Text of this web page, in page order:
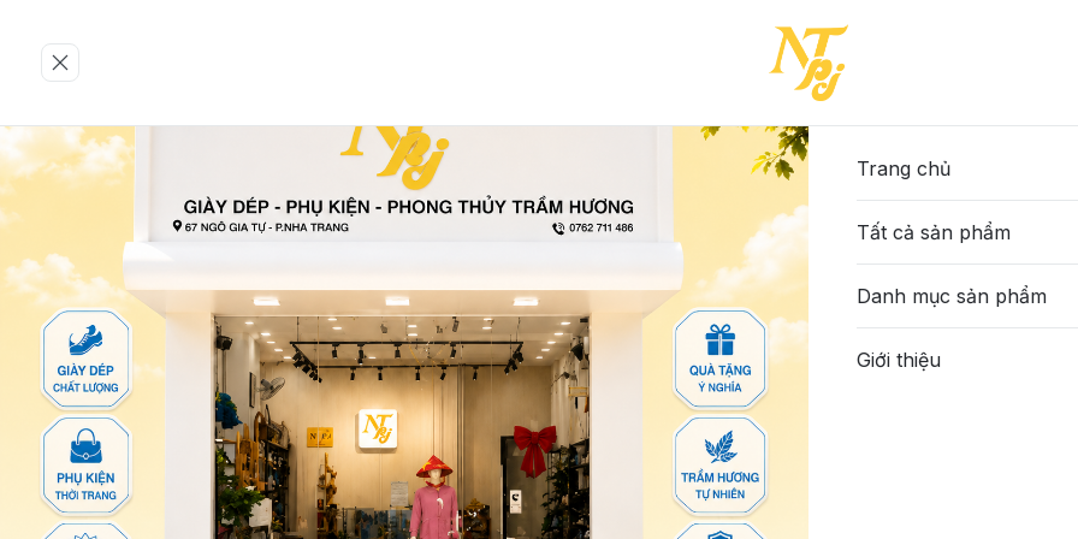
515.000đ
Màu sắc
Bò
Size:
38
Số lượng
Trang chủ
Tất cả sản phẩm
Danh mục sản phẩm
Giới thiệu